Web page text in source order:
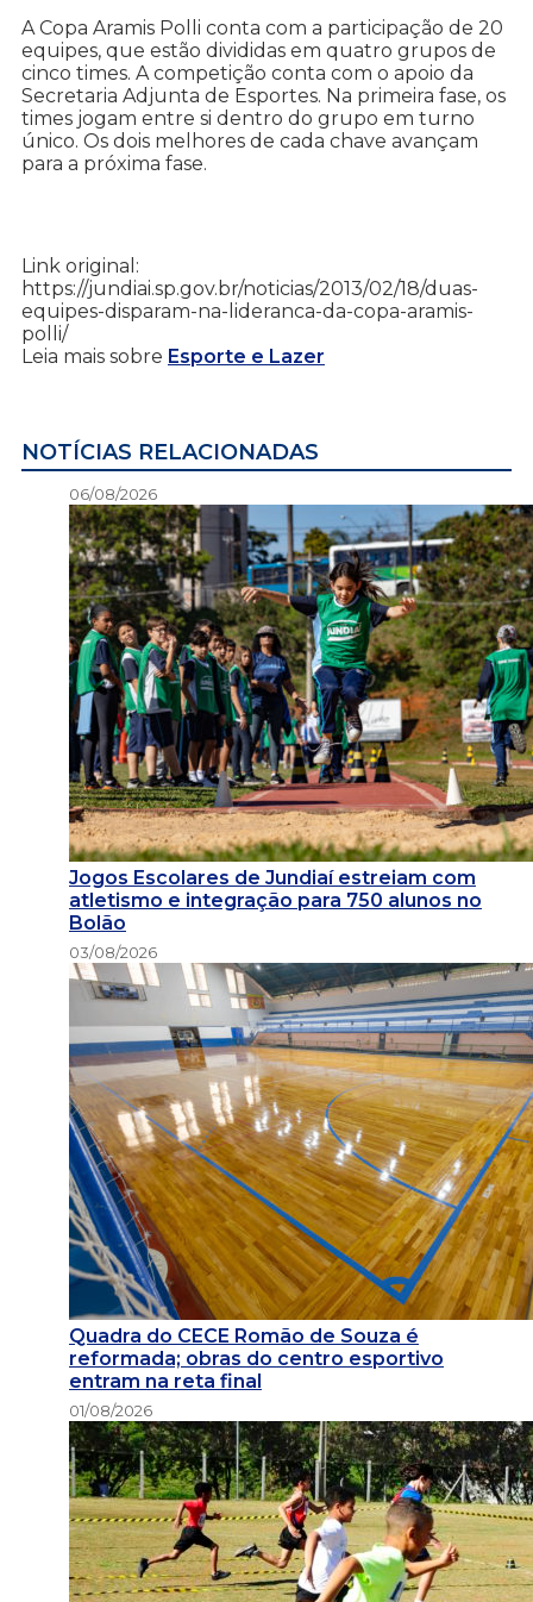
A Copa Aramis Polli conta com a participação de 20
equipes, que estão divididas em quatro grupos de
cinco times. A competição conta com o apoio da
Secretaria Adjunta de Esportes. Na primeira fase, os
times jogam entre si dentro do grupo em turno
único. Os dois melhores de cada chave avançam
para a próxima fase.
Link original:
https://jundiai.sp.gov.br/noticias/2013/02/18/duas-
equipes-disparam-na-lideranca-da-copa-aramis-
polli/
Leia mais sobre Esporte e Lazer
NOTÍCIAS RELACIONADAS
06/08/2026
Jogos Escolares de Jundiaí estreiam com
atletismo e integração para 750 alunos no
Bolão
03/08/2026
Quadra do CECE Romão de Souza é
reformada; obras do centro esportivo
entram na reta final
01/08/2026